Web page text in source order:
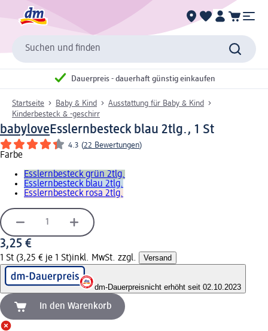
Suchen und finden
Dauerpreis - dauerhaft günstig einkaufen
Startseite Baby & Kind
Ausstattung für Baby & Kind
Kinderbesteck & -geschirr
babyloveEsslernbesteck blau 2tlg., 1 St
4.3 (22 Bewertungen)
Farbe
Esslernbesteck grün 2tlg.
Esslernbesteck blau 2tlg.
Esslernbesteck rosa 2tlg.
3,25 €
1 St (3,25 € je 1 St)inkl. MwSt. zzgl. Versand
dm-Dauerpreisnicht erhöht seit 02.10.2023
In den Warenkorb